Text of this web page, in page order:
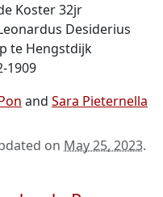
Koster 32jr
Desiderius
te Hengstdijk
1909
and Sara Pieternella
on May 25, 2023.